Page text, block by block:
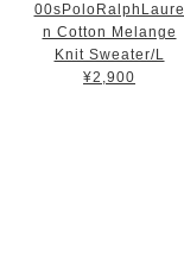
00sPoloRalphLaure
n Cotton Melange
Knit Sweater/L
¥2,900